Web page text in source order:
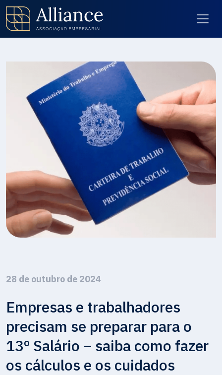
28 de outubro de 2024
Empresas e trabalhadores
precisam se preparar para o
13º Salário – saiba como fazer
os cálculos e os cuidados